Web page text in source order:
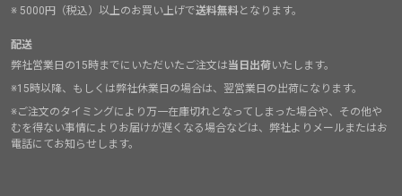
※ 5000円（税込）以上のお買い上げで送料無料となります。
配送
弊社営業日の15時までにいただいたご注文は当日出荷いたします。
※15時以降、もしくは弊社休業日の場合は、翌営業日の出荷になります。
※ご注文のタイミングにより万一在庫切れとなってしまった場合や、その他や
むを得ない事情によりお届けが遅くなる場合などは、弊社よりメールまたはお
電話にてお知らせします。